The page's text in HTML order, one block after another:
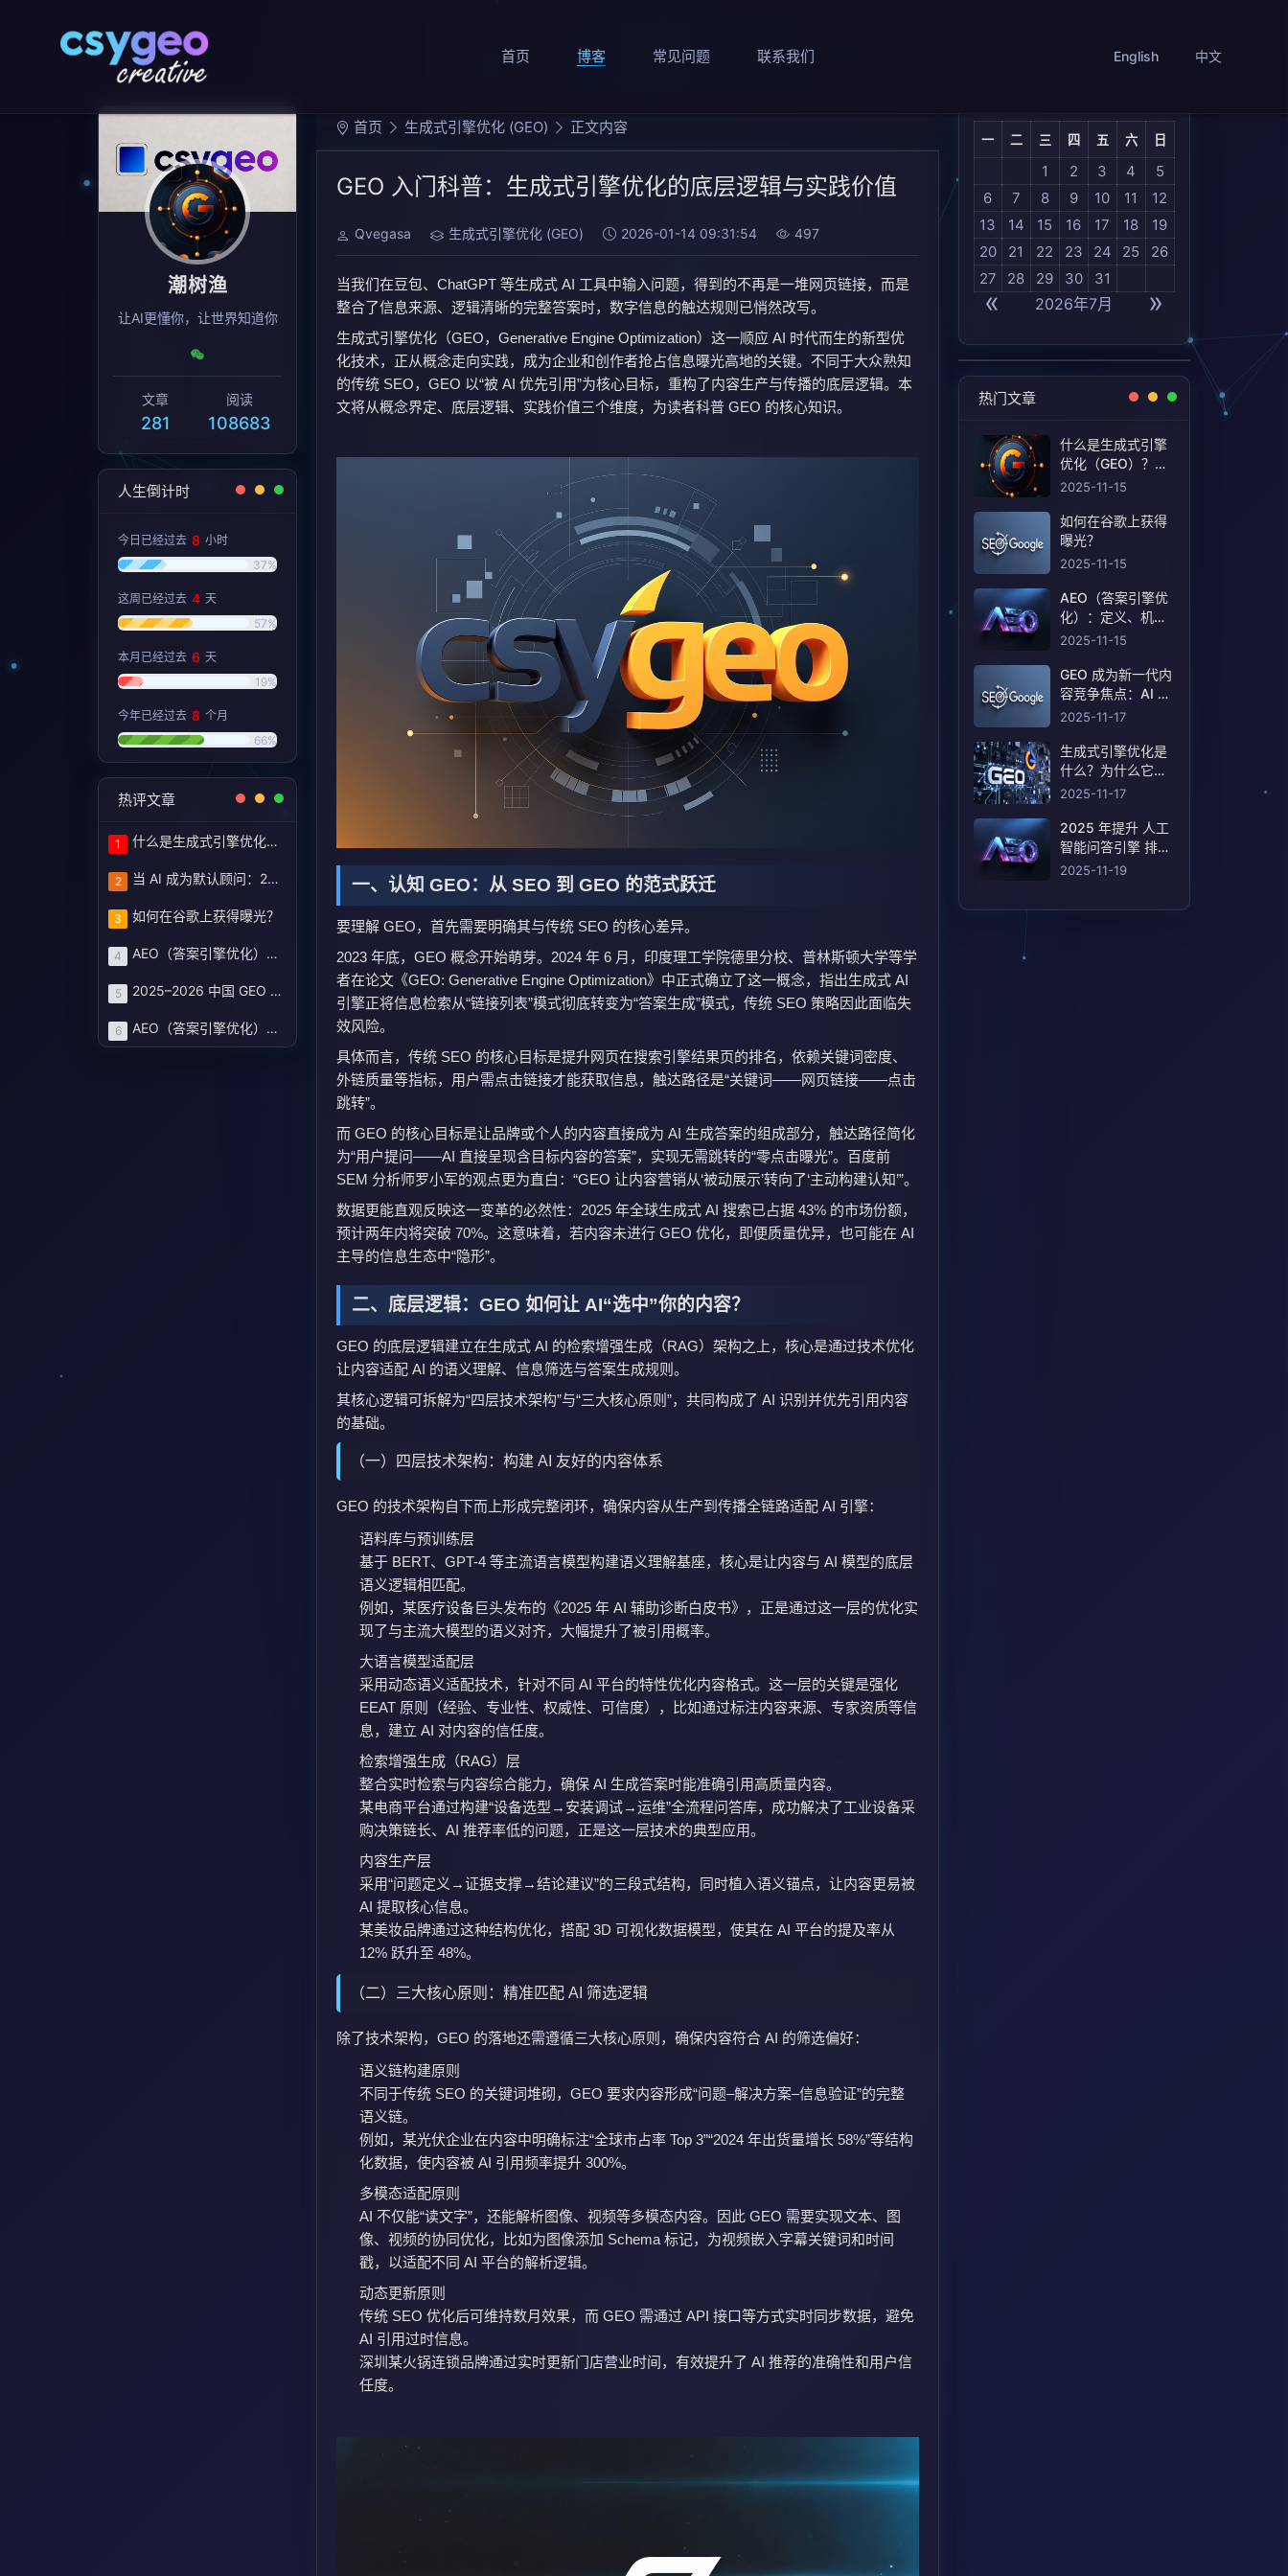
首页 博客 常见问题 联系我们 English 中文
潮树渔
让AI更懂你，让世界知道你
文章
281
阅读
108683
人生倒计时
今日已经过去 8 小时
37%
这周已经过去 4 天
57%
本月已经过去 6 天
19%
今年已经过去 8 个月
66%
热评文章
1 什么是生成式引擎优化（GEO）？定义和含义！
2 当 AI 成为默认顾问：2025–2026 中国 GEO 服务商评估蓝皮书与企业选型路线图
3 如何在谷歌上获得曝光？
4 AEO（答案引擎优化）：定义、机制和策略基线
5 2025–2026 中国 GEO 服务商图谱：七大厂商评分榜与企业选型路线
6 AEO（答案引擎优化）白皮书 · 2025
首页 生成式引擎优化 (GEO) 正文内容
GEO 入门科普：生成式引擎优化的底层逻辑与实践价值
Qvegasa 生成式引擎优化 (GEO) 2026-01-14 09:31:54 497
当我们在豆包、ChatGPT 等生成式 AI 工具中输入问题，得到的不再是一堆网页链接，而是
整合了信息来源、逻辑清晰的完整答案时，数字信息的触达规则已悄然改写。
生成式引擎优化（GEO，Generative Engine Optimization）这一顺应 AI 时代而生的新型优
化技术，正从概念走向实践，成为企业和创作者抢占信息曝光高地的关键。不同于大众熟知
的传统 SEO，GEO 以“被 AI 优先引用”为核心目标，重构了内容生产与传播的底层逻辑。 本
文将从概念界定、底层逻辑、实践价值三个维度，为读者科普 GEO 的核心知识。
一、认知 GEO：从 SEO 到 GEO 的范式跃迁
要理解 GEO，首先需要明确其与传统 SEO 的核心差异。
2023 年底，GEO 概念开始萌芽。2024 年 6 月，印度理工学院德里分校、普林斯顿大学等学
者在论文《GEO: Generative Engine Optimization》中正式确立了这一概念，指出生成式 AI
引擎正将信息检索从“链接列表”模式彻底转变为“答案生成”模式，传统 SEO 策略因此面临失
效风险。
具体而言，传统 SEO 的核心目标是提升网页在搜索引擎结果页的排名，依赖关键词密度、
外链质量等指标，用户需点击链接才能获取信息，触达路径是“关键词——网页链接——点击
跳转”。
而 GEO 的核心目标是让品牌或个人的内容直接成为 AI 生成答案的组成部分，触达路径简化
为“用户提问——AI 直接呈现含目标内容的答案”，实现无需跳转的“零点击曝光”。百度前
SEM 分析师罗小军的观点更为直白：“GEO 让内容营销从‘被动展示’转向了‘主动构建认知’”。
数据更能直观反映这一变革的必然性：2025 年全球生成式 AI 搜索已占据 43% 的市场份额，
预计两年内将突破 70%。这意味着，若内容未进行 GEO 优化，即便质量优异，也可能在 AI
主导的信息生态中“隐形”。
二、底层逻辑：GEO 如何让 AI“选中”你的内容？
GEO 的底层逻辑建立在生成式 AI 的检索增强生成（RAG）架构之上，核心是通过技术优化
让内容适配 AI 的语义理解、信息筛选与答案生成规则。
其核心逻辑可拆解为“四层技术架构”与“三大核心原则”，共同构成了 AI 识别并优先引用内容
的基础。
（一）四层技术架构：构建 AI 友好的内容体系
GEO 的技术架构自下而上形成完整闭环，确保内容从生产到传播全链路适配 AI 引擎：
语料库与预训练层
基于 BERT、GPT-4 等主流语言模型构建语义理解基座，核心是让内容与 AI 模型的底层
语义逻辑相匹配。
例如，某医疗设备巨头发布的《2025 年 AI 辅助诊断白皮书》，正是通过这一层的优化实
现了与主流大模型的语义对齐，大幅提升了被引用概率。
大语言模型适配层
采用动态语义适配技术，针对不同 AI 平台的特性优化内容格式。这一层的关键是强化
EEAT 原则（经验、专业性、权威性、可信度），比如通过标注内容来源、专家资质等信
息，建立 AI 对内容的信任度。
检索增强生成（RAG）层
整合实时检索与内容综合能力，确保 AI 生成答案时能准确引用高质量内容。
某电商平台通过构建“设备选型→安装调试→运维”全流程问答库，成功解决了工业设备采
购决策链长、AI 推荐率低的问题，正是这一层技术的典型应用。
内容生产层
采用“问题定义→证据支撑→结论建议”的三段式结构，同时植入语义锚点，让内容更易被
AI 提取核心信息。
某美妆品牌通过这种结构优化，搭配 3D 可视化数据模型，使其在 AI 平台的提及率从
12% 跃升至 48%。
（二）三大核心原则：精准匹配 AI 筛选逻辑
除了技术架构，GEO 的落地还需遵循三大核心原则，确保内容符合 AI 的筛选偏好：
语义链构建原则
不同于传统 SEO 的关键词堆砌，GEO 要求内容形成“问题–解决方案–信息验证”的完整
语义链。
例如，某光伏企业在内容中明确标注“全球市占率 Top 3”“2024 年出货量增长 58%”等结构
化数据，使内容被 AI 引用频率提升 300%。
多模态适配原则
AI 不仅能“读文字”，还能解析图像、视频等多模态内容。因此 GEO 需要实现文本、图
像、视频的协同优化，比如为图像添加 Schema 标记，为视频嵌入字幕关键词和时间
戳，以适配不同 AI 平台的解析逻辑。
动态更新原则
传统 SEO 优化后可维持数月效果，而 GEO 需通过 API 接口等方式实时同步数据，避免
AI 引用过时信息。
深圳某火锅连锁品牌通过实时更新门店营业时间，有效提升了 AI 推荐的准确性和用户信
任度。
« 2026年7月 »
一 二 三 四 五 六 日
1 2 3 4
5
6
7 8 9 10 11
12
13
14 15 16 17 18
19
20
21 22 23 24 25
26
27
28 29 30 31
热门文章
什么是生成式引擎
优化（GEO）？定
义和含义！
2025-11-15
如何在谷歌上获得
曝光？
2025-11-15
AEO（答案引擎优
化）：定义、机制
和策略基线
2025-11-15
GEO 成为新一代内
容竞争焦点：AI 搜
索重塑曝光规则
2025-11-17
生成式引擎优化是
什么？为什么它会
成为搜索行业的下
2025-11-17
2025 年提升 人工
智能问答引擎 排名
(AEO)的 12 个行之
2025-11-19